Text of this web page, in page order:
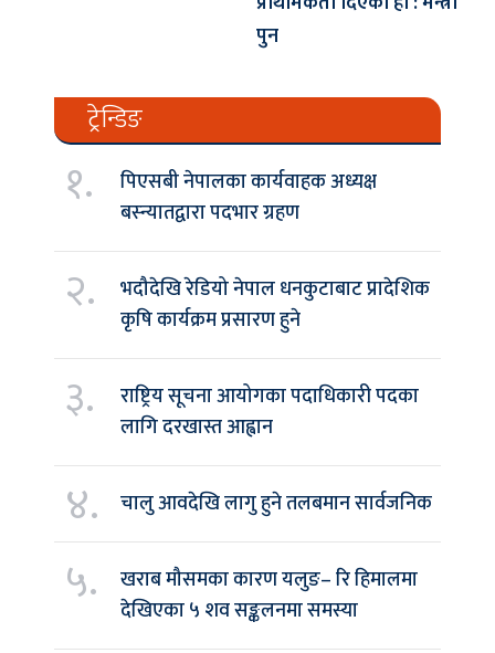
पुन
ट्रेन्डिङ
१.
पिएसबी नेपालका कार्यवाहक अध्यक्ष
बस्न्यातद्वारा पदभार ग्रहण
२.
भदौदेखि रेडियो नेपाल धनकुटाबाट प्रादेशिक
कृषि कार्यक्रम प्रसारण हुने
३.
राष्ट्रिय सूचना आयोगका पदाधिकारी पदका
लागि दरखास्त आह्वान
४. चालु आवदेखि लागु हुने तलबमान सार्वजनिक
५.
खराब मौसमका कारण यलुङ– रि हिमालमा
देखिएका ५ शव सङ्कलनमा समस्या